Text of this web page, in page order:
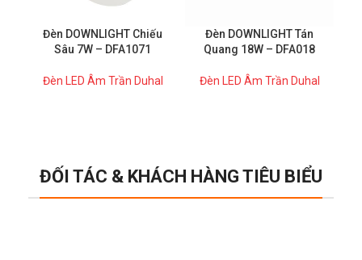
Đèn DOWNLIGHT Chiếu
Sâu 7W – DFA1071
Đèn LED Âm Trần Duhal
Đèn DOWNLIGHT Tán
Quang 18W – DFA018
Đèn LED Âm Trần Duhal
ĐỐI TÁC & KHÁCH HÀNG TIÊU BIỂU